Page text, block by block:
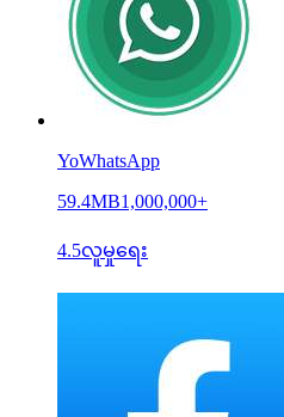
YoWhatsApp
59.4MB1,000,000+
4.5လူမှုရေး